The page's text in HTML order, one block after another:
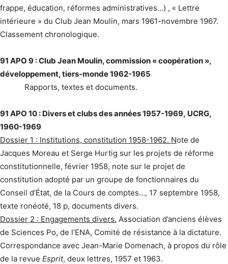
frappe, éducation, réformes administratives…) , « Lettre
intérieure » du Club Jean Moulin, mars 1961-novembre 1967.
Classement chronologique.
91 APO 9 : Club Jean Moulin, commission « coopération »,
développement, tiers-monde 1962-1965
Rapports, textes et documents.
91 APO 10 : Divers et clubs des années 1957-1969, UCRG,
1960-1969
Dossier 1 : Institutions, constitution 1958-1962. Note de
Jacques Moreau et Serge Hurtig sur les projets de réforme
constitutionnelle, février 1958, note sur le projet de
constitution adopté par un groupe de fonctionnaires du
Conseil d’État, de la Cours de comptes…, 17 septembre 1958,
texte ronéoté, 18 p, documents divers.
Dossier 2 : Engagements divers. Association d’anciens élèves
de Sciences Po, de l’ENA, Comité de résistance à la dictature.
Correspondance avec Jean-Marie Domenach, à propos du rôle
de la revue Esprit, deux lettres, 1957 et 1963.